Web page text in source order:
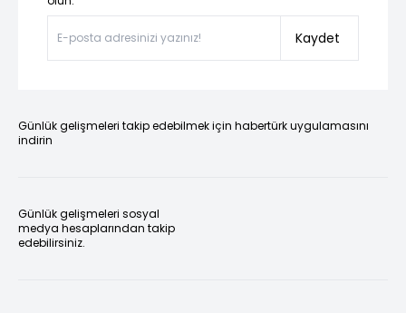
Kaydet
Günlük gelişmeleri takip edebilmek için habertürk uygulamasını
indirin
Günlük gelişmeleri sosyal
medya hesaplarından takip
edebilirsiniz.